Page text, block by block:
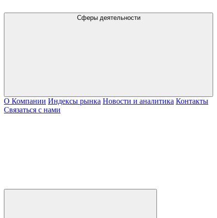
Сферы деятельности
О Компании Индексы рынка Новости и аналитика Контакты
Связаться с нами